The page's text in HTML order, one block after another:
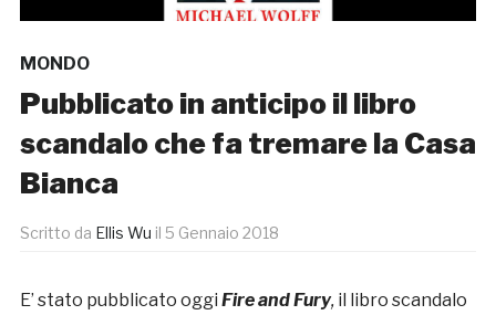
MONDO
Pubblicato in anticipo il libro
scandalo che fa tremare la Casa
Bianca
Scritto da Ellis Wu il 5 Gennaio 2018
E’ stato pubblicato oggi Fire and Fury, il libro scandalo